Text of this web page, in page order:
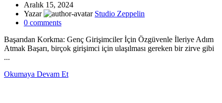
Aralık 15, 2024
Yazar
Studio Zeppelin
0 comments
Başarıdan Korkma: Genç Girişimciler İçin Özgüvenle İleriye Adım
Atmak Başarı, birçok girişimci için ulaşılması gereken bir zirve gibi
...
Okumaya Devam Et